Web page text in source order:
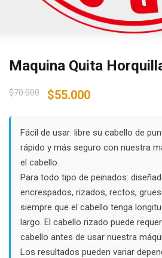
Maquina Quita
$70.000
Original
$70.000.
$55.000Current
$55.000.
Fácil de usar: libre su cabello de
rápido y más seguro con nuestra
el cabello.
Para todo tipo de peinados:
encrespados, rizados, rectos,
siempre que el cabello tenga
largo. El cabello rizado puede
cabello antes de usar nuestra
Los resultados pueden variar